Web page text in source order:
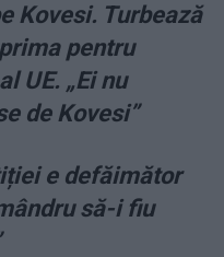
Kovesi. Turbează
pentru
UE. „Ei nu
de Kovesi”
e defăimător
să-i fiu